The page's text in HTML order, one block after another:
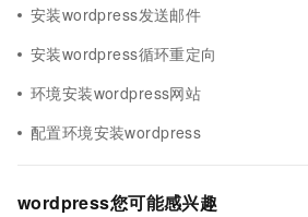
安装wordpress发送邮件
安装wordpress循环重定向
环境安装wordpress网站
配置环境安装wordpress
wordpress您可能感兴趣